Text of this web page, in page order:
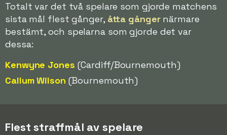
Totalt var det två spelare som gjorde matchens
sista mål flest gånger, åtta gångernärmare
bestämt, och spelarna som gjorde det var
dessa:
Kenwyne Jones (Cardiff/Bournemouth)
Callum Wilson (Bournemouth)
Flest straffmål av spelare